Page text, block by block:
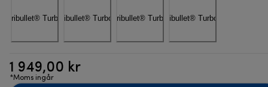
1 949,00 kr
*Moms ingår